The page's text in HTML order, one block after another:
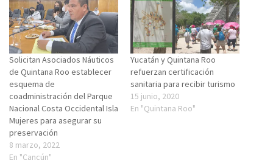
Solicitan Asociados Náuticos
de Quintana Roo establecer
esquema de
coadministración del Parque
Nacional Costa Occidental Isla
Mujeres para asegurar su
preservación
8 marzo, 2022
En "Cancún"
Yucatán y Quintana Roo
refuerzan certificación
sanitaria para recibir turismo
15 junio, 2020
En "Quintana Roo"